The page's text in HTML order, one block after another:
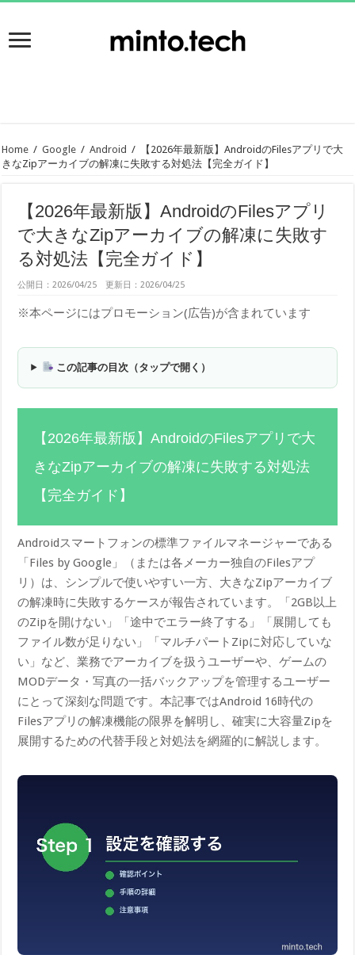
Home / Google / Android /
【2026年最新版】AndroidのFilesアプリで大
きなZipアーカイブの解凍に失敗する対処法【完全ガイド】
【2026年最新版】AndroidのFilesアプリ
で大きなZipアーカイブの解凍に失敗す
る対処法【完全ガイド】
公開日：2026/04/25 更新日：2026/04/25
※本ページにはプロモーション(広告)が含まれています
この記事の目次（タップで開く）
【2026年最新版】AndroidのFilesアプリで大
きなZipアーカイブの解凍に失敗する対処法
【完全ガイド】
Androidスマートフォンの標準ファイルマネージャーである
「Files by Google」（または各メーカー独自のFilesアプ
リ）は、シンプルで使いやすい一方、大きなZipアーカイブ
の解凍時に失敗するケースが報告されています。「2GB以上
のZipを開けない」「途中でエラー終了する」「展開しても
ファイル数が足りない」「マルチパートZipに対応していな
い」など、業務でアーカイブを扱うユーザーや、ゲームの
MODデータ・写真の一括バックアップを管理するユーザー
にとって深刻な問題です。本記事ではAndroid 16時代の
Filesアプリの解凍機能の限界を解明し、確実に大容量Zipを
展開するための代替手段と対処法を網羅的に解説します。